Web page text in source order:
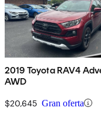
2019 Toyota RAV4
AWD
$20,645 Gran oferta